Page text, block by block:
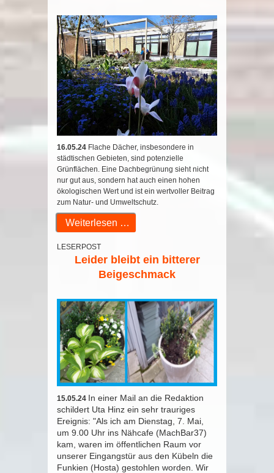
16.05.24 Flache Dächer, insbesondere in
städtischen Gebieten, sind potenzielle
Grünflächen. Eine Dachbegrünung sieht nicht
nur gut aus, sondern hat auch einen hohen
ökologischen Wert und ist ein wertvoller Beitrag
zum Natur- und Umweltschutz.
Weiterlesen …
LESERPOST
Leider bleibt ein bitterer
Beigeschmack
15.05.24 In einer Mail an die Redaktion
schildert Uta Hinz ein sehr trauriges
Ereignis: "Als ich am Dienstag, 7. Mai,
um 9.00 Uhr ins Nähcafe (MachBar37)
kam, waren im öffentlichen Raum vor
unserer Eingangstür aus den Kübeln die
Funkien (Hosta) gestohlen worden. Wir